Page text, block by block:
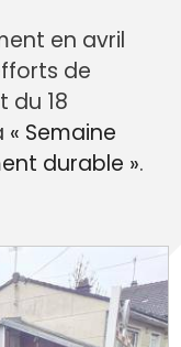
en avril
de
du 18
« Semaine
durable ».